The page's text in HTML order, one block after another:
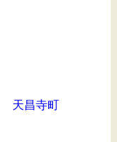
天昌寺町